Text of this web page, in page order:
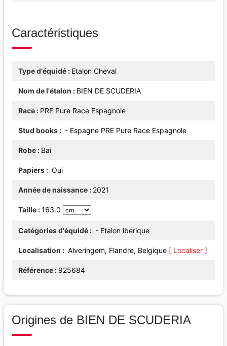
Caractéristiques
Type d'équidé Etalon Cheval
Nom de l'étalon BIEN DE SCUDERIA
Race PRE Pure Race Espagnole
Stud books - Espagne PRE Pure Race Espagnole
Robe Bai
Papiers Oui
Année de naissance 2021
Taille 163.0
Catégories d'équidé - Etalon ibérique
Localisation Alveringem, Flandre, Belgique [ Localiser ]
Référence 925684
Origines de BIEN DE SCUDERIA